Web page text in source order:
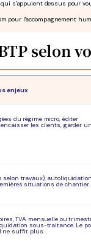
s'appuient dessus pour
pour l'accompagnement
selon
enjeux
du régime micro, éditer
les clients, garder
selon travaux),
situations de chantier.
TVA mensuelle ou
sous-traitance. Le
ne suffit plus.